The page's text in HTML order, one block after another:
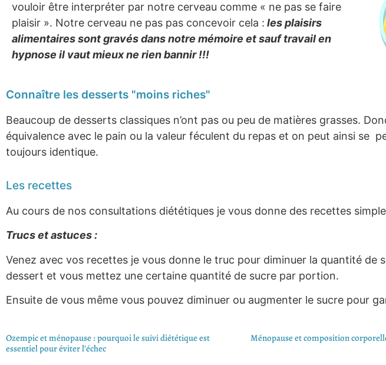
vouloir être interpréter par notre cerveau comme « ne pas se faire
plaisir ». Notre cerveau ne pas pas concevoir cela : les plaisirs
alimentaires sont gravés dans notre mémoire et sauf travail en
hypnose il vaut mieux ne rien bannir !!!
Connaître les desserts "moins riches"
Beaucoup de desserts classiques n’ont pas ou peu de matières grasses.
équivalence avec le pain ou la valeur féculent du repas et on peut ainsi se
toujours identique.
Les recettes
Au cours de nos consultations diététiques je vous donne des recettes
Trucs et astuces :
Venez avec vos recettes je vous donne le truc pour diminuer la quantité
dessert et vous mettez une certaine quantité de sucre par portion.
Ensuite de vous même vous pouvez diminuer ou augmenter le sucre pour
Ozempic et ménopause : pourquoi le suivi diététique est
essentiel pour éviter l’échec
Ménopause et composition